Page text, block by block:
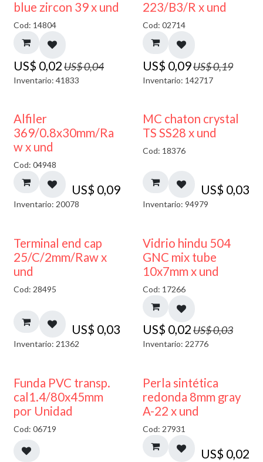
blue zircon 39 x und
Cod: 14804
US$ 0,02US$0,04
Inventario: 41833
223/B3/R x und
Cod: 02714
US$ 0,09US$0,19
Inventario: 142717
Alfiler
369/0.8x30mm/Ra
w x und
Cod: 04948
US$ 0,09
Inventario: 20078
MC chaton crystal
TS SS28 x und
Cod: 18376
US$ 0,03
Inventario: 94979
Terminal end cap
25/C/2mm/Raw x
und
Cod: 28495
US$ 0,03
Inventario: 21362
40% DESCUENTO
Vidrio hindu 504
GNC mix tube
10x7mm x und
Cod: 17266
US$ 0,02US$0,03
Inventario: 22776
Funda PVC transp.
cal1.4/80x45mm
por Unidad
Cod: 06719
Perla sintética
redonda 8mm gray
A-22 x und
Cod: 27931
US$ 0,02